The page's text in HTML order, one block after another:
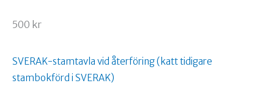
500 kr
SVERAK-stamtavla vid återföring (katt tidigare
stambokförd i SVERAK)